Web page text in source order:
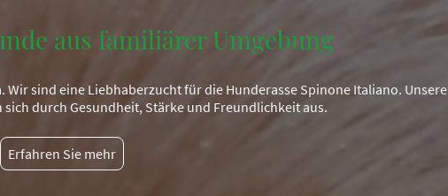
aus familiärer Umgebung
sind eine Liebhaberzucht für die Hunderasse Spinone Italiano. Unsere
durch Gesundheit, Stärke und Freundlichkeit aus.
Erfahren Sie mehr